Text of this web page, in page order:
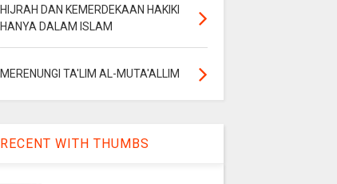
HIJRAH DAN KEMERDEKAAN HAKIKI
HANYA DALAM ISLAM
MERENUNGI TA'LIM AL-MUTA'ALLIM
RECENT WITH THUMBS